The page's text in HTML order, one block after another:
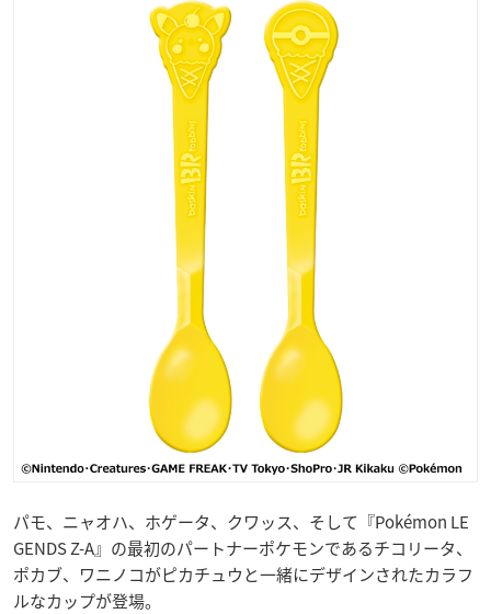
パモ、ニャオハ、ホゲータ、クワッス、そして『Pokémon LE
GENDS Z-A』の最初のパートナーポケモンであるチコリータ、
ポカブ、ワニノコがピカチュウと一緒にデザインされたカラフ
ルなカップが登場。